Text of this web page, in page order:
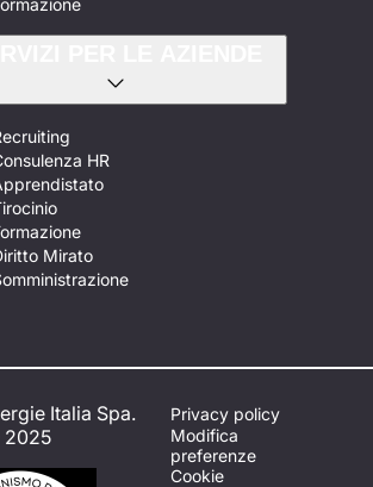
HR
Mirato
Italia Spa.
2025
Privacy policy
Modifica
preferenze
Cookie